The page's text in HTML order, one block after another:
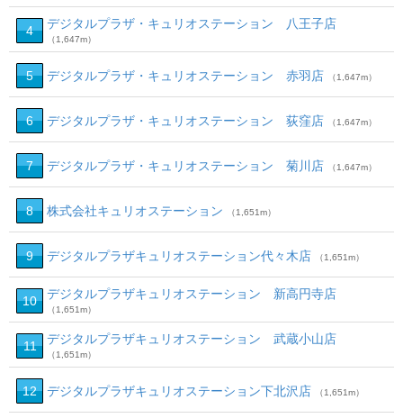
4 デジタルプラザ・キュリオステーション 八王子店
（1,647m）
5 デジタルプラザ・キュリオステーション 赤羽店 （1,647m）
6 デジタルプラザ・キュリオステーション 荻窪店 （1,647m）
7 デジタルプラザ・キュリオステーション 菊川店 （1,647m）
8 株式会社キュリオステーション （1,651m）
9 デジタルプラザキュリオステーション代々木店 （1,651m）
10 デジタルプラザキュリオステーション 新高円寺店
（1,651m）
11 デジタルプラザキュリオステーション 武蔵小山店
（1,651m）
12 デジタルプラザキュリオステーション下北沢店 （1,651m）